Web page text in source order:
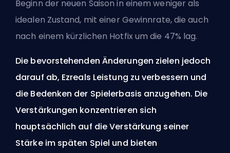
Beginn der neuen Saison in einem weniger als
idealen Zustand, mit einer Gewinnrate, die auch
nach einem kürzlichen Hotfix um die 47% lag.
Die bevorstehenden Änderungen zielen jedoch
darauf ab, Ezreals Leistung zu verbessern und
die Bedenken der Spielerbasis anzugehen. Die
Verstärkungen konzentrieren sich
hauptsächlich auf die Verstärkung seiner
Stärke im späten Spiel und bieten